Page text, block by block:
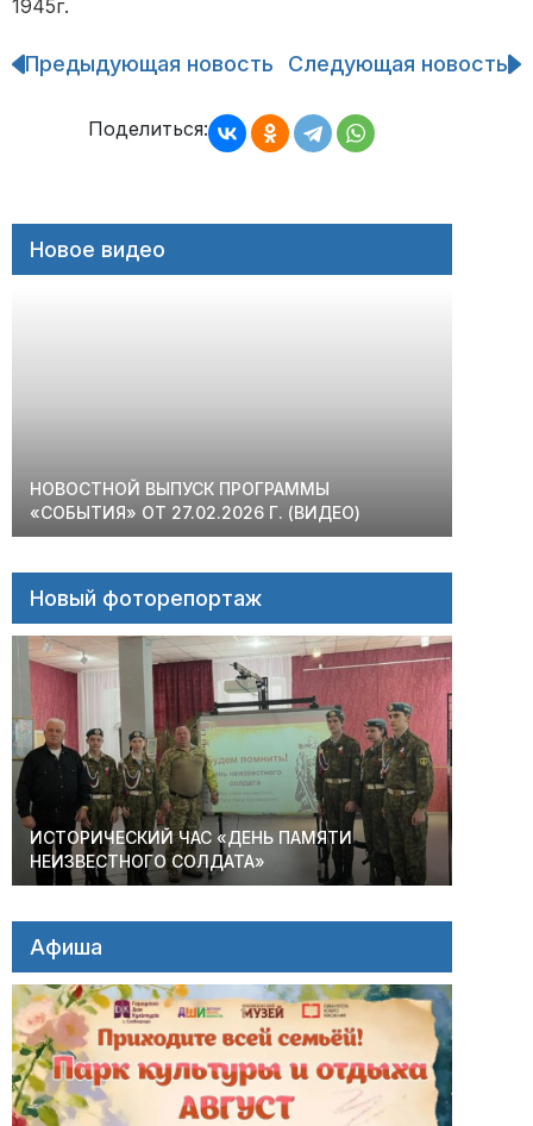
1945г.
Навигация
записям
Предыдующая новость Следующая новость
Поделиться:
Новое видео
НОВОСТНОЙ ВЫПУСК ПРОГРАММЫ
«СОБЫТИЯ» ОТ 27.02.2026 Г. (ВИДЕО)
Новый фоторепортаж
ИСТОРИЧЕСКИЙ ЧАС «ДЕНЬ ПАМЯТИ
НЕИЗВЕСТНОГО СОЛДАТА»
Афиша